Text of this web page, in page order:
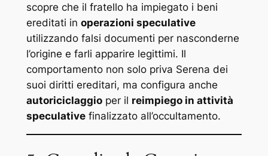
scopre che il fratello ha impiegato i beni
ereditati in operazioni speculative
utilizzando falsi documenti per nasconderne
l’origine e farli apparire legittimi. Il
comportamento non solo priva Serena dei
suoi diritti ereditari, ma configura anche
autoriciclaggioper il reimpiego in attività
speculativefinalizzato all’occultamento.